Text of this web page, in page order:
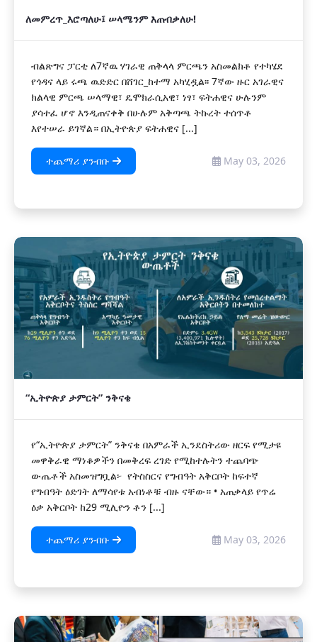
ለመምረጥ_እሮጣለሁ፤ ሠላሜንም እጠብቃለሁ!
ብልጽግና ፓርቲ ለ7ኛዉ ሃገራዊ ጠቅላላ ምርጫን አስመልክቶ የተካሄደ
የጎዳና ላይ ሩጫ ዉድድር በሸገር_ከተማ አካሂዷል፡፡ 7ኛው ዙር አገራዊና
ክልላዊ ምርጫ ሠላማዊ፣ ዴሞክራሲአዊ፣ ነፃ፣ ፍትሐዊና ሁሉንም
ያሳተፈ ሆኖ እንዲጠናቀቅ በሁሉም አቅጣጫ ትኩረት ተሰጥቶ
እየተሠራ ይገኛል። በኢትዮጵያ ፍትሐዊና [...]
ተጨማሪ ያንብቡ May 03, 2026
“ኢትዮጵያ ታምርት” ንቅናቄ
የ“ኢትዮጵያ ታምርት” ንቅናቄ በአምራች ኢንደስትሪው ዘርፍ የሚታዩ
መዋቅራዊ ማነቆዎችን በመቅረፍ ረገድ የሚከተሉትን ተጨባጭ
ውጤቶች አስመዝግቧል፦ ‎ ‎የትስስርና የግብዓት አቅርቦት ‎ከፍተኛ
የግብዓት ዕድገት ለማሳየቱ አብነቶቹ ብዙ ናቸው። ‎• አጠቃላይ የጥሬ
ዕቃ አቅርቦት ከ29 ሚሊዮን ቶን [...]
ተጨማሪ ያንብቡ May 03, 2026